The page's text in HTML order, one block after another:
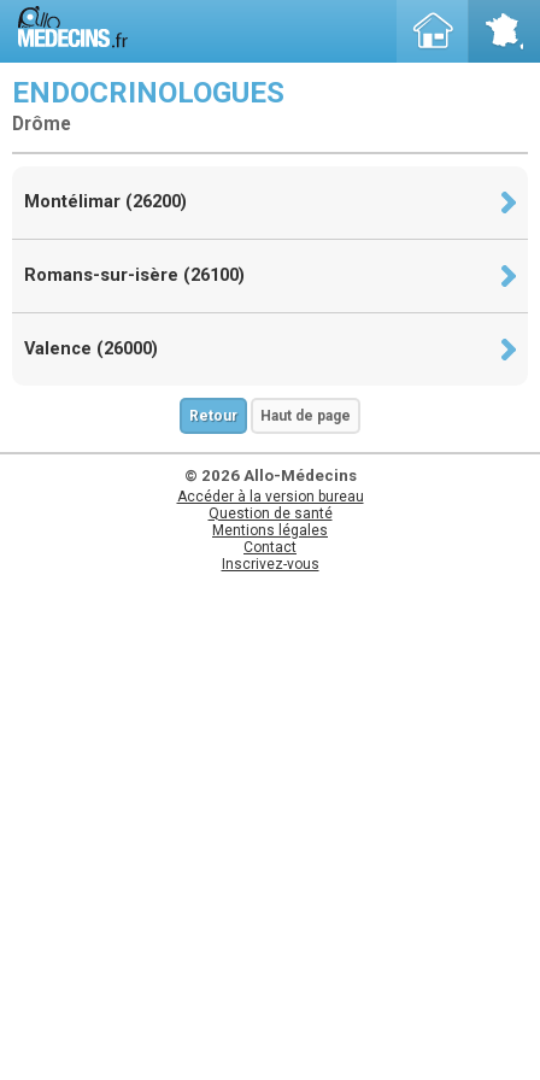
ENDOCRINOLOGUES
Drôme
Montélimar (26200)
Romans-sur-isère (26100)
Valence (26000)
Retour Haut de page
© 2026 Allo-Médecins
Accéder à la version bureau
Question de santé
Mentions légales
Contact
Inscrivez-vous